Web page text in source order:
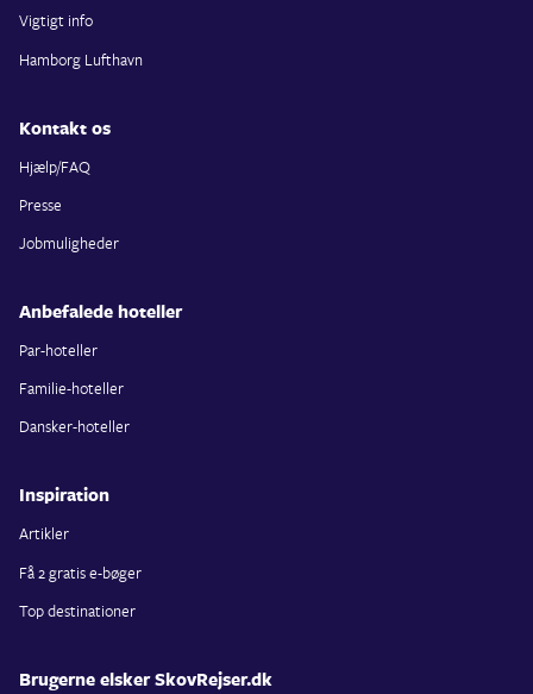
Vigtigt info
Hamborg Lufthavn
Kontakt os
Hjælp/FAQ
Presse
Jobmuligheder
Anbefalede hoteller
Par-hoteller
Familie-hoteller
Dansker-hoteller
Inspiration
Artikler
Få 2 gratis e-bøger
Top destinationer
Brugerne elsker SkovRejser.dk